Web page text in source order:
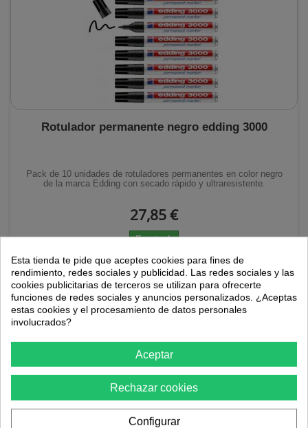
Rotulador permanente negro edding 3000
Pack de 10 unidades de rotuladores permanentes en color negro
de la marca Edding con secado rápido y ultraresistente.
27,85 €
En stock
AÑADIR AL CARRITO
Esta tienda te pide que aceptes cookies para fines de
rendimiento, redes sociales y publicidad. Las redes sociales y las
cookies publicitarias de terceros se utilizan para ofrecerte
funciones de redes sociales y anuncios personalizados. ¿Aceptas
estas cookies y el procesamiento de datos personales
involucrados?
Aceptar
Rechazar cookies
Configurar